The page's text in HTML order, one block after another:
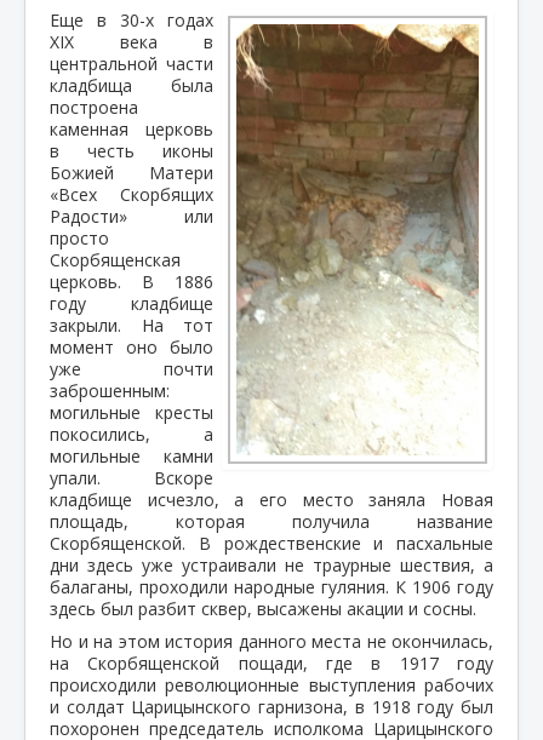
Еще в 30-х годах
XIX века в
центральной части
кладбища была
построена
каменная церковь
в честь иконы
Божией Матери
«Всех Скорбящих
Радости» или
просто
Скорбященская
церковь. В 1886
году кладбище
закрыли. На тот
момент оно было
уже почти
заброшенным:
могильные кресты
покосились, а
могильные камни
упали. Вскоре
кладбище исчезло, а его место заняла Новая
площадь, которая получила название
Скорбященской. В рождественские и пасхальные
дни здесь уже устраивали не траурные шествия, а
балаганы, проходили народные гуляния. К 1906 году
здесь был разбит сквер, высажены акации и сосны.
Но и на этом история данного места не окончилась,
на Скорбященской пощади, где в 1917 году
происходили революционные выступления рабочих
и солдат Царицынского гарнизона, в 1918 году был
похоронен председатель исполкома Царицынского